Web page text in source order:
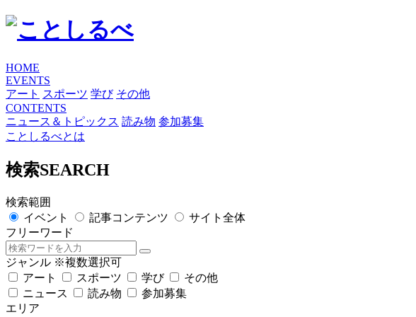
HOME
EVENTS
アート スポーツ 学び その他
CONTENTS
ニュース＆トピックス 読み物 参加募集
ことしるべとは
検索SEARCH
検索範囲
イベント
記事コンテンツ
サイト全体
フリーワード
ジャンル ※複数選択可
アート
スポーツ 学び
その他
ニュース
読み物
参加募集
エリア